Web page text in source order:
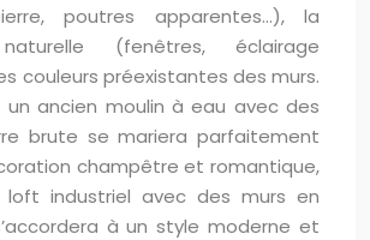
poutres apparentes…), la
(fenêtres, éclairage
couleurs préexistantes des murs.
un ancien moulin à eau avec des
brute se mariera parfaitement
champêtre et romantique,
loft industriel avec des murs en
à un style moderne et